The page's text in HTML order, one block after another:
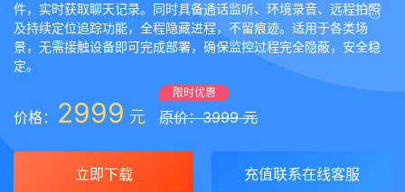
件，实时获取聊天记录。同时具备通话监听、环境录音、远程拍照
及持续定位追踪功能，全程隐藏进程，不留痕迹。适用于各类场
景，无需接触设备即可完成部署，确保监控过程完全隐蔽，安全稳
定。
价格： 2999 元
限时优惠
原价：3999 元
立即下载 充值联系在线客服